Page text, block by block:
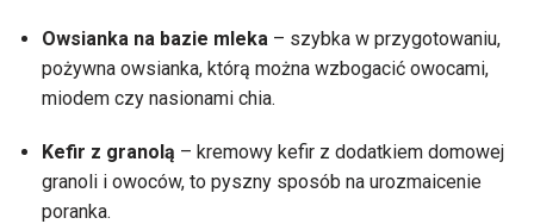
Owsianka na bazie mleka – szybka w przygotowaniu,
pożywna owsianka, którą można wzbogacić owocami,
miodem czy nasionami chia.
Kefir z granolą – kremowy kefir z dodatkiem domowej
granoli i owoców, to pyszny sposób na urozmaicenie
poranka.